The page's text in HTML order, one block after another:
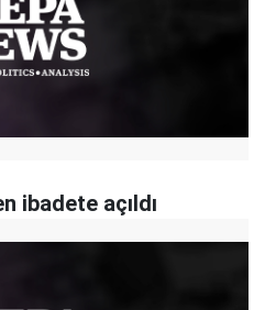
ibadete açıldı